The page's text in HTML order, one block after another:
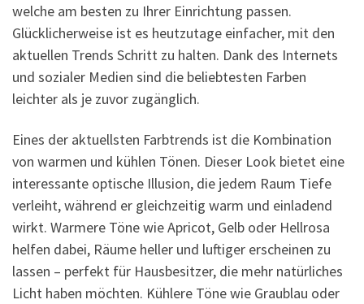
welche am besten zu Ihrer Einrichtung passen.
Glücklicherweise ist es heutzutage einfacher, mit den
aktuellen Trends Schritt zu halten. Dank des Internets
und sozialer Medien sind die beliebtesten Farben
leichter als je zuvor zugänglich.
Eines der aktuellsten Farbtrends ist die Kombination
von warmen und kühlen Tönen. Dieser Look bietet eine
interessante optische Illusion, die jedem Raum Tiefe
verleiht, während er gleichzeitig warm und einladend
wirkt. Warmere Töne wie Apricot, Gelb oder Hellrosa
helfen dabei, Räume heller und luftiger erscheinen zu
lassen – perfekt für Hausbesitzer, die mehr natürliches
Licht haben möchten. Kühlere Töne wie Graublau oder